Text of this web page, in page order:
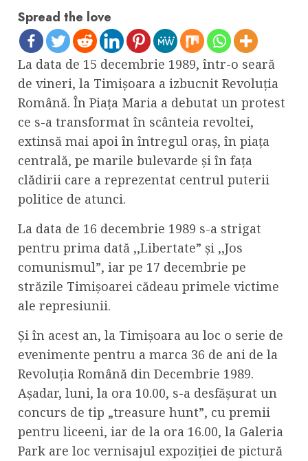
Spread the love
La data de 15 decembrie 1989, într-o seară
de vineri, la Timișoara a izbucnit Revoluția
Română. În Piața Maria a debutat un protest
ce s-a transformat în scânteia revoltei,
extinsă mai apoi în întregul oraș, în piața
centrală, pe marile bulevarde și în fața
clădirii care a reprezentat centrul puterii
politice de atunci.
La data de 16 decembrie 1989 s-a strigat
pentru prima dată ,,Libertate” și ,,Jos
comunismul”, iar pe 17 decembrie pe
străzile Timișoarei cădeau primele victime
ale represiunii.
Și în acest an, la Timișoara au loc o serie de
evenimente pentru a marca 36 de ani de la
Revoluția Română din Decembrie 1989.
Așadar, luni, la ora 10.00, s-a desfășurat un
concurs de tip „treasure hunt”, cu premii
pentru liceeni, iar de la ora 16.00, la Galeria
Park are loc vernisajul expoziției de pictură